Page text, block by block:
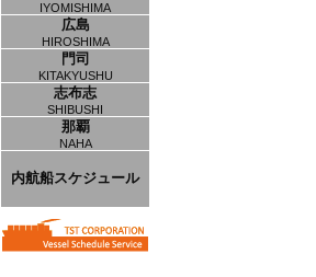
IYOMISHIMA
広島
HIROSHIMA
門司
KITAKYUSHU
志布志
SHIBUSHI
那覇
NAHA
内航船スケジュール